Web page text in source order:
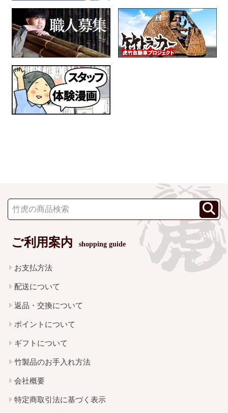
ご利用案内 shopping guide
お支払方法
配送について
返品・交換について
ポイントについて
ギフトについて
竹製品のお手入れ方法
会社概要
特定商取引法に基づく表示